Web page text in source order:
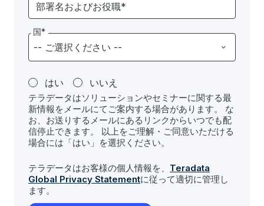
部署名およびお役職*
国*
はい いいえ
テラデータはソリューションやセミナーに関する最
新情報をメールにてご案内する場合があります。 な
お、お送りするメールにあるリンクからいつでも配
信停止できます。 以上をご理解・ご同意いただける
場合には「はい」を選択ください。
テラデータはお客様の個人情報を、 Teradata
Global Privacy Statementに従って適切に管理し
ます。